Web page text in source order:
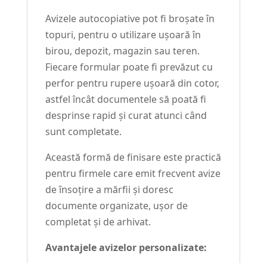
Avizele autocopiative pot fi broșate în
topuri, pentru o utilizare ușoară în
birou, depozit, magazin sau teren.
Fiecare formular poate fi prevăzut cu
perfor pentru rupere ușoară din cotor,
astfel încât documentele să poată fi
desprinse rapid și curat atunci când
sunt completate.
Această formă de finisare este practică
pentru firmele care emit frecvent avize
de însoțire a mărfii și doresc
documente organizate, ușor de
completat și de arhivat.
Avantajele avizelor personalizate: